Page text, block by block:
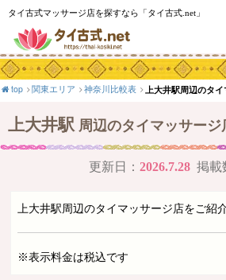
タイ古式マッサージ店を探すなら「タイ古式.net」
top 関東エリア 神奈川比較表 上大井駅周辺のタ
上大井駅 周辺のタイマッサージ
更新日： 2026.7.28 掲載
上大井駅周辺のタイマッサージ店をご紹
※表示料金は税込です